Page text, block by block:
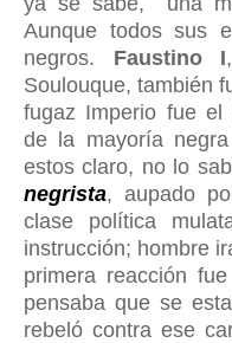
Aunque todos sus
negros. Faustino I
Soulouque, también
fugaz Imperio fue el
de la mayoría
estos claro, no lo
negrista, aupado
clase política
instrucción; hombre
primera reacción
pensaba que se
rebeló contra ese